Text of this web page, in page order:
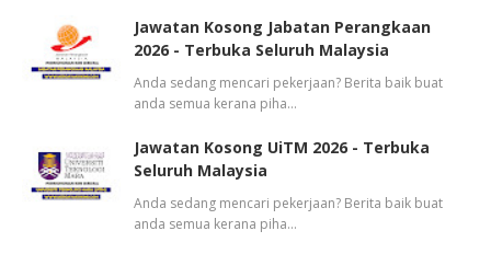
Jawatan Kosong Jabatan Perangkaan
2026 - Terbuka Seluruh Malaysia
Anda sedang mencari pekerjaan? Berita baik buat
anda semua kerana piha…
Jawatan Kosong UiTM 2026 - Terbuka
Seluruh Malaysia
Anda sedang mencari pekerjaan? Berita baik buat
anda semua kerana piha…